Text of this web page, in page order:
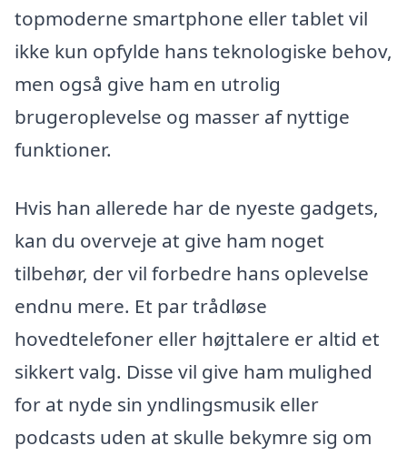
topmoderne smartphone eller tablet vil
ikke kun opfylde hans teknologiske behov,
men også give ham en utrolig
brugeroplevelse og masser af nyttige
funktioner.
Hvis han allerede har de nyeste gadgets,
kan du overveje at give ham noget
tilbehør, der vil forbedre hans oplevelse
endnu mere. Et par trådløse
hovedtelefoner eller højttalere er altid et
sikkert valg. Disse vil give ham mulighed
for at nyde sin yndlingsmusik eller
podcasts uden at skulle bekymre sig om